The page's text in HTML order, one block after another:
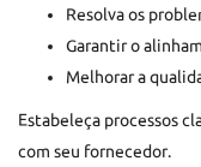
Resolva os
Garantir o
Melhorar a
Estabeleça processos
com seu fornecedor.